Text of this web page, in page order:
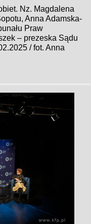
Nz. Magdalena
Anna Adamska-
Praw
– prezeska Sądu
/ fot. Anna